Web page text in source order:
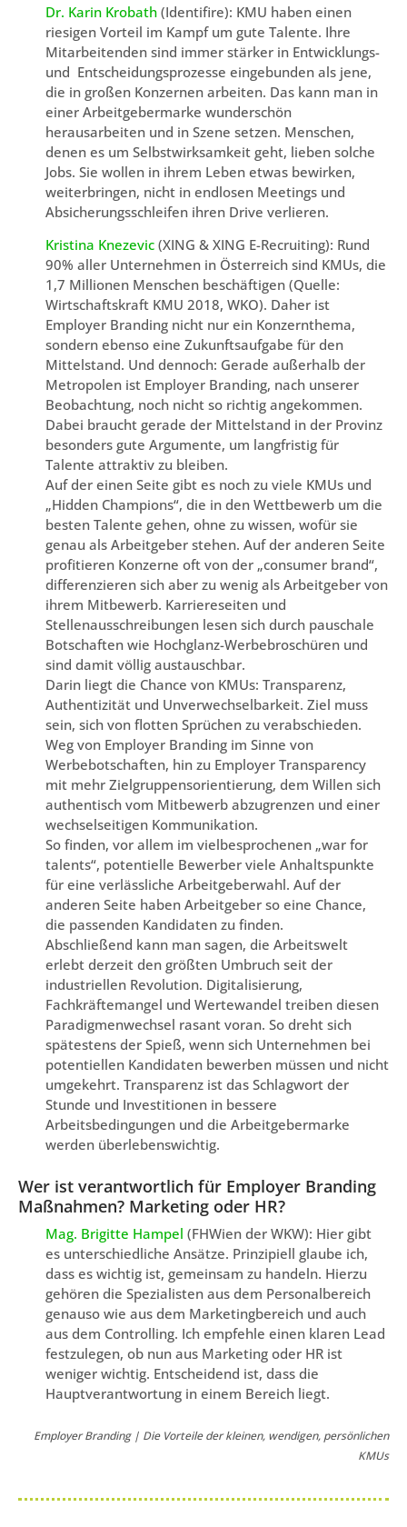
Dr. Karin Krobath (Identifire): KMU haben einen
riesigen Vorteil im Kampf um gute Talente. Ihre
Mitarbeitenden sind immer stärker in Entwicklungs-
und Entscheidungsprozesse eingebunden als jene,
die in großen Konzernen arbeiten. Das kann man in
einer Arbeitgebermarke wunderschön
herausarbeiten und in Szene setzen. Menschen,
denen es um Selbstwirksamkeit geht, lieben solche
Jobs. Sie wollen in ihrem Leben etwas bewirken,
weiterbringen, nicht in endlosen Meetings und
Absicherungsschleifen ihren Drive verlieren.
Kristina Knezevic (XING & XING E-Recruiting): Rund
90% aller Unternehmen in Österreich sind KMUs, die
1,7 Millionen Menschen beschäftigen (Quelle:
Wirtschaftskraft KMU 2018, WKO). Daher ist
Employer Branding nicht nur ein Konzernthema,
sondern ebenso eine Zukunftsaufgabe für den
Mittelstand. Und dennoch: Gerade außerhalb der
Metropolen ist Employer Branding, nach unserer
Beobachtung, noch nicht so richtig angekommen.
Dabei braucht gerade der Mittelstand in der Provinz
besonders gute Argumente, um langfristig für
Talente attraktiv zu bleiben.
Auf der einen Seite gibt es noch zu viele KMUs und
„Hidden Champions“, die in den Wettbewerb um die
besten Talente gehen, ohne zu wissen, wofür sie
genau als Arbeitgeber stehen. Auf der anderen Seite
profitieren Konzerne oft von der „consumer brand“,
differenzieren sich aber zu wenig als Arbeitgeber von
ihrem Mitbewerb. Karriereseiten und
Stellenausschreibungen lesen sich durch pauschale
Botschaften wie Hochglanz-Werbebroschüren und
sind damit völlig austauschbar.
Darin liegt die Chance von KMUs: Transparenz,
Authentizität und Unverwechselbarkeit. Ziel muss
sein, sich von flotten Sprüchen zu verabschieden.
Weg von Employer Branding im Sinne von
Werbebotschaften, hin zu Employer Transparency
mit mehr Zielgruppensorientierung, dem Willen sich
authentisch vom Mitbewerb abzugrenzen und einer
wechselseitigen Kommunikation.
So finden, vor allem im vielbesprochenen „war for
talents“, potentielle Bewerber viele Anhaltspunkte
für eine verlässliche Arbeitgeberwahl. Auf der
anderen Seite haben Arbeitgeber so eine Chance,
die passenden Kandidaten zu finden.
Abschließend kann man sagen, die Arbeitswelt
erlebt derzeit den größten Umbruch seit der
industriellen Revolution. Digitalisierung,
Fachkräftemangel und Wertewandel treiben diesen
Paradigmenwechsel rasant voran. So dreht sich
spätestens der Spieß, wenn sich Unternehmen bei
potentiellen Kandidaten bewerben müssen und nicht
umgekehrt. Transparenz ist das Schlagwort der
Stunde und Investitionen in bessere
Arbeitsbedingungen und die Arbeitgebermarke
werden überlebenswichtig.
Wer ist verantwortlich für Employer Branding
Maßnahmen? Marketing oder HR?
Mag. Brigitte Hampel (FHWien der WKW): Hier gibt
es unterschiedliche Ansätze. Prinzipiell glaube ich,
dass es wichtig ist, gemeinsam zu handeln. Hierzu
gehören die Spezialisten aus dem Personalbereich
genauso wie aus dem Marketingbereich und auch
aus dem Controlling. Ich empfehle einen klaren Lead
festzulegen, ob nun aus Marketing oder HR ist
weniger wichtig. Entscheidend ist, dass die
Hauptverantwortung in einem Bereich liegt.
Employer Branding | Die Vorteile der kleinen, wendigen, persönlichen
KMUs